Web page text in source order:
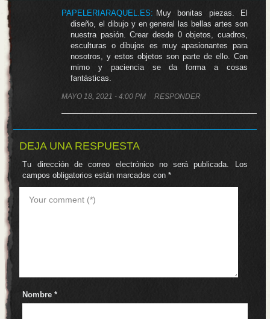
PAPELERIARAQUEL.ES: Muy bonitas piezas. El
diseño, el dibujo y en general las bellas artes son
nuestra pasión. Crear desde 0 objetos, cuadros,
esculturas o dibujos es muy apasionantes para
nosotros, y estos objetos son parte de ello. Con
mimo y paciencia se da forma a cosas
fantásticas.
MAYO 18, 2021 - 4:00 PM RESPONDER
DEJA UNA RESPUESTA
Tu dirección de correo electrónico no será publicada.
Los
campos obligatorios están marcados con*
Nombre*